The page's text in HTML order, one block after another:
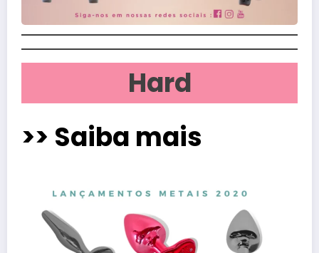
Hard
>> Saiba mais